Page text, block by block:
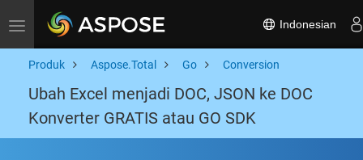
Toggle navigation Indonesian
Produk Aspose.Total Go Conversion
Ubah Excel menjadi DOC, JSON ke DOC
Konverter GRATIS atau GO SDK